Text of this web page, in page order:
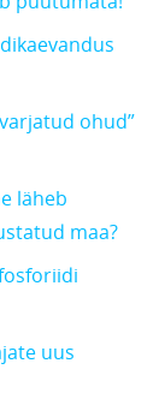
ohud”
läheb
maa?
uus